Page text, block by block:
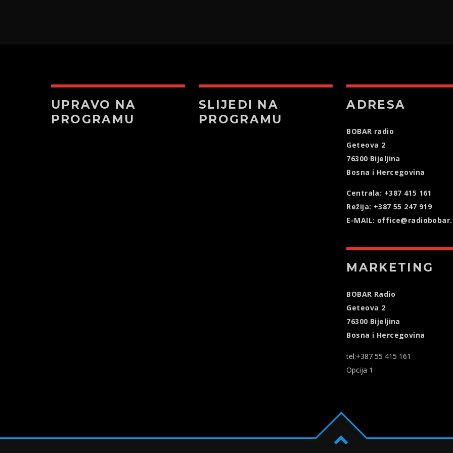
UPRAVO NA
PROGRAMU
SLIJEDI NA
PROGRAMU
ADRESA
BOBAR radio
Geteova 2
76300 Bijeljina
Bosna i Hercegovina
Centrala: +387 415 161
Režija: +387 55 247 919
E-MAIL:
MARKETING
BOBAR Radio
Geteova 2
76300 Bijeljina
Bosna i Hercegovina
tel:+387 55 415 161
Opcija 1